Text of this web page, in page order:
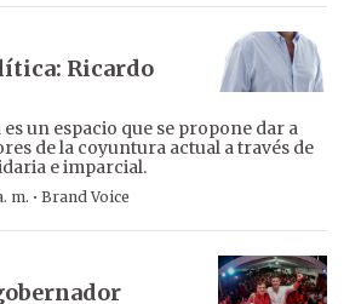
Ricardo
un espacio que se propone dar a
de la coyuntura actual a través de
e imparcial.
m. · Brand Voice